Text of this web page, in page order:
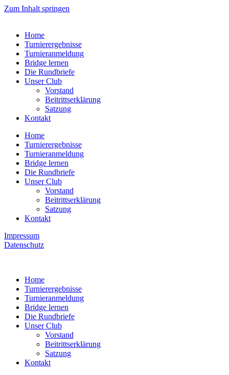
Zum Inhalt springen
Home
Turnierergebnisse
Turnieranmeldung
Bridge lernen
Die Rundbriefe
Unser Club
Vorstand
Beitrittserklärung
Satzung
Kontakt
Home
Turnierergebnisse
Turnieranmeldung
Bridge lernen
Die Rundbriefe
Unser Club
Vorstand
Beitrittserklärung
Satzung
Kontakt
Impressum
Datenschutz
Home
Turnierergebnisse
Turnieranmeldung
Bridge lernen
Die Rundbriefe
Unser Club
Vorstand
Beitrittserklärung
Satzung
Kontakt